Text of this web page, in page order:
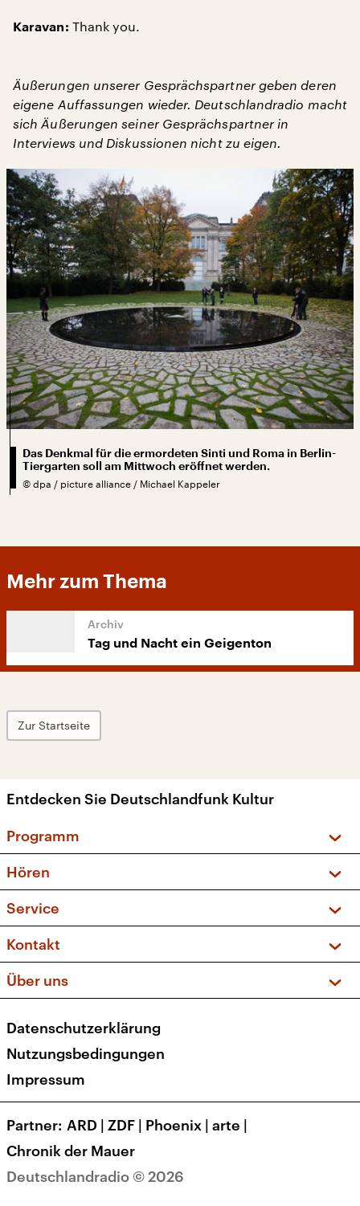
Karavan: Thank you.
Äußerungen unserer Gesprächspartner geben deren
eigene Auffassungen wieder. Deutschlandradio macht
sich Äußerungen seiner Gesprächspartner in
Interviews und Diskussionen nicht zu eigen.
Das Denkmal für die ermordeten Sinti und Roma in Berlin-
Tiergarten soll am Mittwoch eröffnet werden.
© dpa / picture alliance / Michael Kappeler
Mehr zum Thema
Tag und Nacht ein Geigenton
Zur Startseite
Entdecken Sie Deutschlandfunk Kultur
Programm
Sendungen und Podcasts
Musikliste
Kakadu – Das Kinderprogramm
Hören
Frequenzen (UKW + DAB+)
Service
FAQ
Apps
Newsletter
Kontakt
Social Media
Über uns
Presse
Karriere
Transparenz
Deutschlandradio © 2026
Datenschutzerklärung
Nutzungsbedingungen
Impressum
Partner ARD | ZDF | Phoenix | arte |
Chronik der Mauer